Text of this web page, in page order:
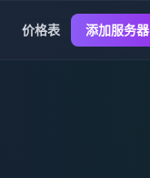
价格表 添加服务器